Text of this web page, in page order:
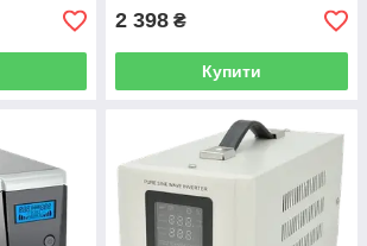
2 398 ₴
Купити